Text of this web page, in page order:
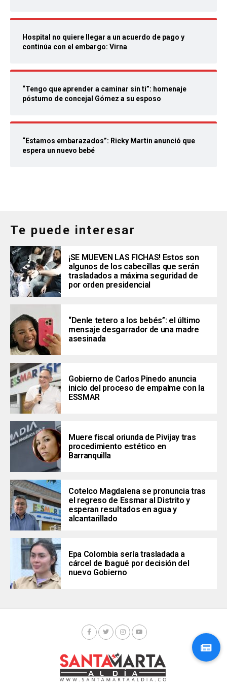
Hospital no quiere llegar a un acuerdo de pago y
continúa con el embargo: Virna
“Tengo que aprender a caminar sin ti”: homenaje
póstumo de concejal Gómez a su esposo
“Estamos embarazados”: Ricky Martin anunció que
espera un nuevo bebé
Te puede interesar
¡SE MUEVEN LAS FICHAS! Estos son
algunos de los cabecillas que serán
trasladados a máxima seguridad de
por orden presidencial
“Denle tetero a los bebés”: el último
mensaje desgarrador de una madre
asesinada
Gobierno de Carlos Pinedo anuncia
inicio del proceso de empalme con la
ESSMAR
Muere fiscal oriunda de Pivijay tras
procedimiento estético en
Barranquilla
Cotelco Magdalena se pronuncia tras
el regreso de Essmar al Distrito y
esperan resultados en agua y
alcantarillado
Epa Colombia sería trasladada a
cárcel de Ibagué por decisión del
nuevo Gobierno